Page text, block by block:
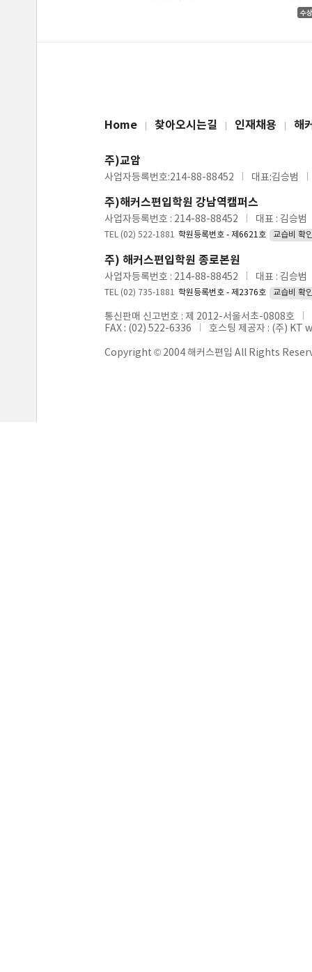
Home 찾아오시는길 인재채용 해
주)교암
사업자등록번호:214-88-88452 대표:김승범
주)해커스편입학원 강남역캠퍼스
사업자등록번호 : 214-88-88452 대표 : 김승범
TEL (02) 522-1881 학원등록번호 - 제6621호 교습비 확
주) 해커스편입학원 종로본원
사업자등록번호 : 214-88-88452 대표 : 김승범
TEL (02) 735-1881 학원등록번호 - 제2376호 교습비 확
통신판매 신고번호 : 제 2012-서울서초-0808호
FAX : (02) 522-6336
호스팅 제공자 : (주)
Copyright © 2004 해커스편입 All Rights